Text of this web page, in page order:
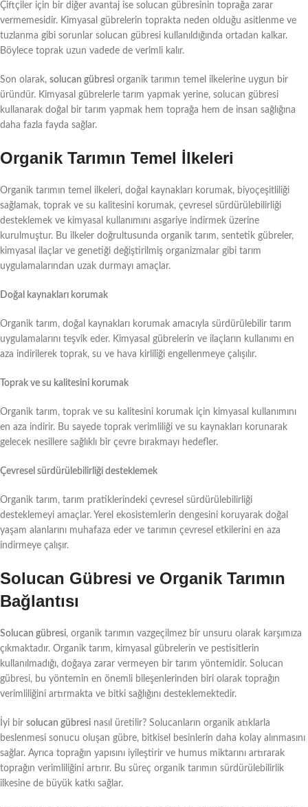
Çiftçiler için bir diğer avantaj ise solucan gübresinin toprağa zarar
vermemesidir. Kimyasal gübrelerin toprakta neden olduğu asitlenme ve
tuzlanma gibi sorunlar solucan gübresi kullanıldığında ortadan kalkar.
Böylece toprak uzun vadede de verimli kalır.
Son olarak, solucan gübresi organik tarımın temel ilkelerine uygun bir
üründür. Kimyasal gübrelerle tarım yapmak yerine, solucan gübresi
kullanarak doğal bir tarım yapmak hem toprağa hem de insan sağlığına
daha fazla fayda sağlar.
Organik Tarımın Temel İlkeleri
Organik tarımın temel ilkeleri, doğal kaynakları korumak, biyoçeşitliliği
sağlamak, toprak ve su kalitesini korumak, çevresel sürdürülebilirliği
desteklemek ve kimyasal kullanımını asgariye indirmek üzerine
kurulmuştur. Bu ilkeler doğrultusunda organik tarım, sentetik gübreler,
kimyasal ilaçlar ve genetiği değiştirilmiş organizmalar gibi tarım
uygulamalarından uzak durmayı amaçlar.
Doğal kaynakları korumak
Organik tarım, doğal kaynakları korumak amacıyla sürdürülebilir tarım
uygulamalarını teşvik eder. Kimyasal gübrelerin ve ilaçların kullanımı en
aza indirilerek toprak, su ve hava kirliliği engellenmeye çalışılır.
Toprak ve su kalitesini korumak
Organik tarım, toprak ve su kalitesini korumak için kimyasal kullanımını
en aza indirir. Bu sayede toprak verimliliği ve su kaynakları korunarak
gelecek nesillere sağlıklı bir çevre bırakmayı hedefler.
Çevresel sürdürülebilirliği desteklemek
Organik tarım, tarım pratiklerindeki çevresel sürdürülebilirliği
desteklemeyi amaçlar. Yerel ekosistemlerin dengesini koruyarak doğal
yaşam alanlarını muhafaza eder ve tarımın çevresel etkilerini en aza
indirmeye çalışır.
Solucan Gübresi ve Organik Tarımın
Bağlantısı
Solucan gübresi, organik tarımın vazgeçilmez bir unsuru olarak karşımıza
çıkmaktadır. Organik tarım, kimyasal gübrelerin ve pestisitlerin
kullanılmadığı, doğaya zarar vermeyen bir tarım yöntemidir. Solucan
gübresi, bu yöntemin en önemli bileşenlerinden biri olarak toprağın
verimliliğini artırmakta ve bitki sağlığını desteklemektedir.
İyi bir solucan gübresi nasıl üretilir? Solucanların organik atıklarla
beslenmesi sonucu oluşan gübre, bitkisel besinlerin daha kolay alınmasını
sağlar. Ayrıca toprağın yapısını iyileştirir ve humus miktarını artırarak
toprağın verimliliğini artırır. Bu süreç organik tarımın sürdürülebilirlik
ilkesine de büyük katkı sağlar.